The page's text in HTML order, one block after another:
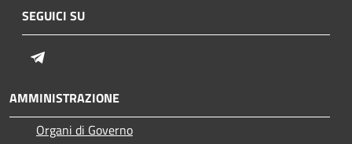
SEGUICI SU
AMMINISTRAZIONE
Organi di Governo